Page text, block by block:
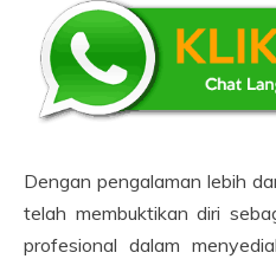
Dengan pengalaman lebih
telah membuktikan diri
profesional dalam